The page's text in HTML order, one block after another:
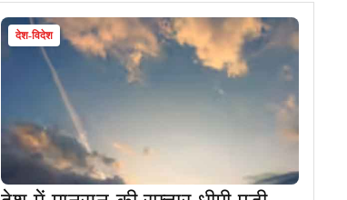
देश-विदेश